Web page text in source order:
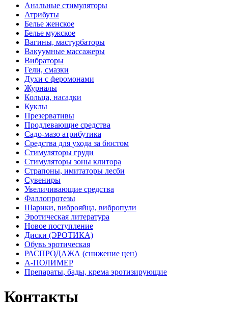
Анальные стимуляторы
Атрибуты
Белье женское
Белье мужское
Вагины, мастурбаторы
Вакуумные массажеры
Вибраторы
Гели, смазки
Духи с феромонами
Журналы
Кольца, насадки
Куклы
Презервативы
Продлевающие средства
Садо-мазо атрибутика
Средства для ухода за бюстом
Стимуляторы груди
Стимуляторы зоны клитора
Страпоны, имитаторы лесби
Сувениры
Увеличивающие средства
Фаллопротезы
Шарики, виброяйца, вибропули
Эротическая литература
Новое поступление
Диски (ЭРОТИКА)
Обувь эротическая
РАСПРОДАЖА (снижение цен)
А-ПОЛИМЕР
Препараты, бады, крема эротизирующие
Контакты